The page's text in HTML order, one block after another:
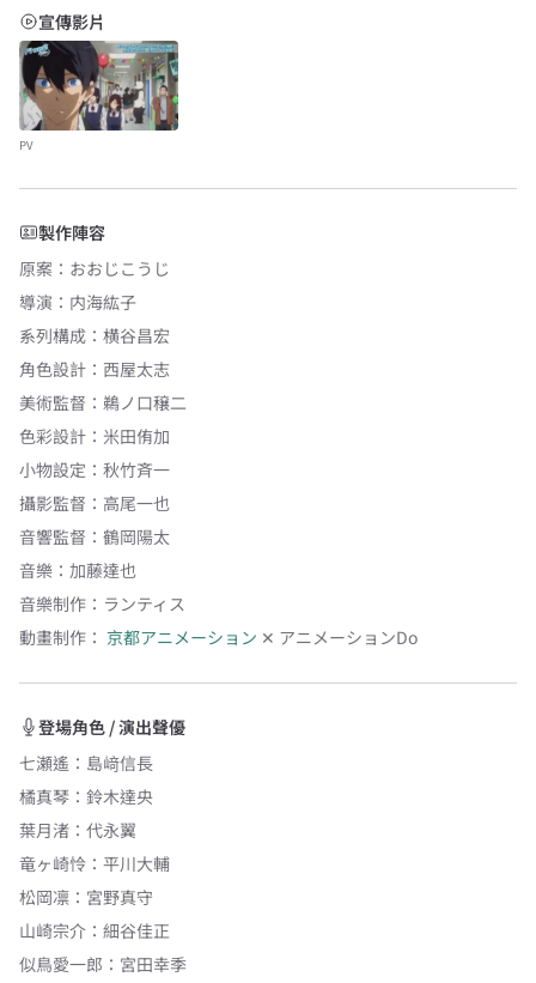
宣傳影片
PV
製作陣容
原案 ： おおじこうじ
導演 ： 内海紘子
系列構成 ： 横谷昌宏
角色設計 ： 西屋太志
美術監督 ： 鵜ノ口穣二
色彩設計 ： 米田侑加
小物設定 ： 秋竹斉一
攝影監督 ： 高尾一也
音響監督 ： 鶴岡陽太
音樂 ： 加藤達也
音樂制作 ： ランティス
動畫制作： 京都アニメーション ✕ アニメーションDo
登場角色 / 演出聲優
七瀬遙 ： 島﨑信長
橘真琴 ： 鈴木達央
葉月渚 ： 代永翼
竜ヶ崎怜 ： 平川大輔
松岡凛 ： 宮野真守
山崎宗介 ： 細谷佳正
似鳥愛一郎 ： 宮田幸季